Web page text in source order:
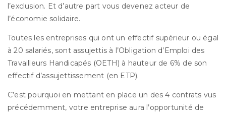
l’exclusion. Et d’autre part vous devenez acteur de
l’économie solidaire.
Toutes les entreprises qui ont un effectif supérieur ou égal
à 20 salariés, sont assujettis à l’Obligation d’Emploi des
Travailleurs Handicapés (OETH) à hauteur de 6% de son
effectif d’assujettissement (en ETP).
C’est pourquoi en mettant en place un des 4 contrats vus
précédemment, votre entreprise aura l’opportunité de